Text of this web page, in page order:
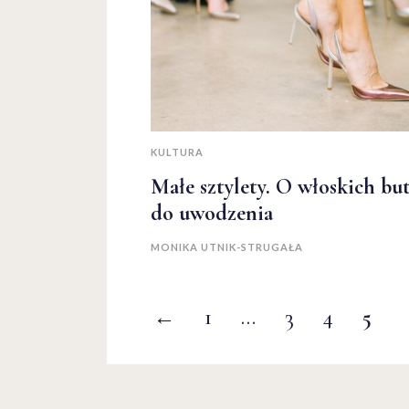
KULTURA
Małe sztylety. O włoskich
do uwodzenia
MONIKA UTNIK-STRUGAŁA
← 1 … 3 4 5